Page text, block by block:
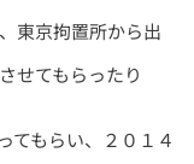
東京拘置所から出
せてもらったり
てもらい、２０１４